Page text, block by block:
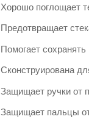
Хорошо поглощает
Предотвращает
Помогает
Сконструирована
Защищает ручки от
Защищает пальцы